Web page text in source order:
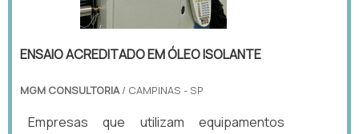
ENSAIO ACREDITADO EM ÓLEO ISOLANTE
MGM CONSULTORIA/ CAMPINAS - SP
Empresas que utilizam equipamentos